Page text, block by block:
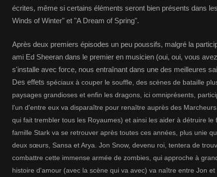
écrites, même si certains éléments seront bien présents dans
Winds of Winter" et "A Dream of Spring".
Après deux premiers épisodes un peu poussifs, malgré la
ami Ed Sheeran dans le premier en musicien (oui, oui, vous
s'installe avec force, nous entraînant dans une des meilleures
Des effets spéciaux à couper le souffle, des scènes de bataille
paysages grandioses et enfin les dragons, ici omniprésents,
l'un d'entre eux va disparaître pour renaître auprès des
qui fait trembler tous les Royaumes) et ainsi les aider à détruire le
famille Stark va se retrouver après toutes ces années, plus unie
deux sœurs, Sansa et Arya. Jon Snow, devenu roi, tentera de
combattre cette immense armée de zombies, qui approche à
histoire d'amour (avec la scène qui va avec) va naître entre Jon